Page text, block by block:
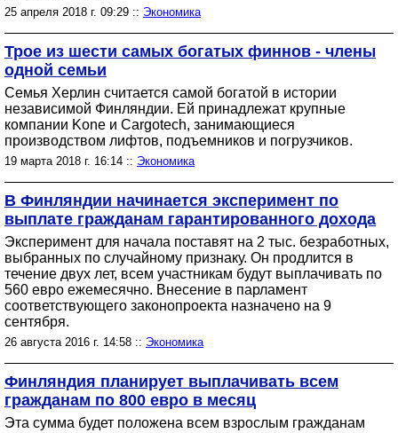
25 апреля 2018 г. 09:29 :: Экономика
Трое из шести самых богатых финнов - члены
одной семьи
Семья Херлин считается самой богатой в истории
независимой Финляндии. Ей принадлежат крупные
компании Kone и Cargotech, занимающиеся
производством лифтов, подъемников и погрузчиков.
19 марта 2018 г. 16:14 :: Экономика
В Финляндии начинается эксперимент по
выплате гражданам гарантированного дохода
Эксперимент для начала поставят на 2 тыс. безработных,
выбранных по случайному признаку. Он продлится в
течение двух лет, всем участникам будут выплачивать по
560 евро ежемесячно. Внесение в парламент
соответствующего законопроекта назначено на 9
сентября.
26 августа 2016 г. 14:58 :: Экономика
Финляндия планирует выплачивать всем
гражданам по 800 евро в месяц
Эта сумма будет положена всем взрослым гражданам